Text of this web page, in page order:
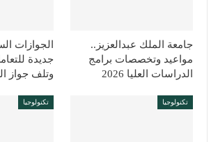
جامعة الملك عبدالعزيز..
مواعيد وتخصصات برامج
الدراسات العليا 2026
الجوازات
جديدة
وتلف جواز
تكنولوجيا تكنولوجيا